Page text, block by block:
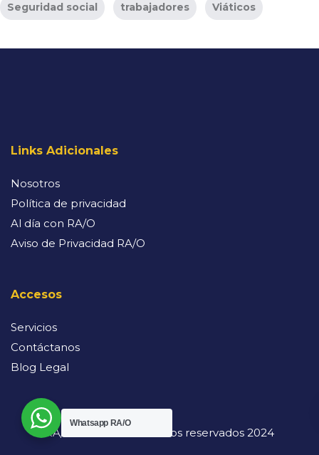
Seguridad social trabajadores Viáticos
Links Adicionales
Nosotros
Política de privacidad
Al día con RA/O
Aviso de Privacidad RA/O
Accesos
Servicios
Contáctanos
Blog Legal
RA/O. Todos los derechos reservados 2024
Whatsapp RA/O